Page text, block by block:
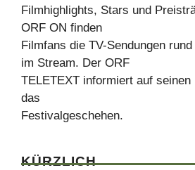
Filmhighlights, Stars und
ORF ON finden
Filmfans die TV-Sendungen
im Stream. Der ORF
TELETEXT informiert auf
das
Festivalgeschehen.
KÜRZLICH